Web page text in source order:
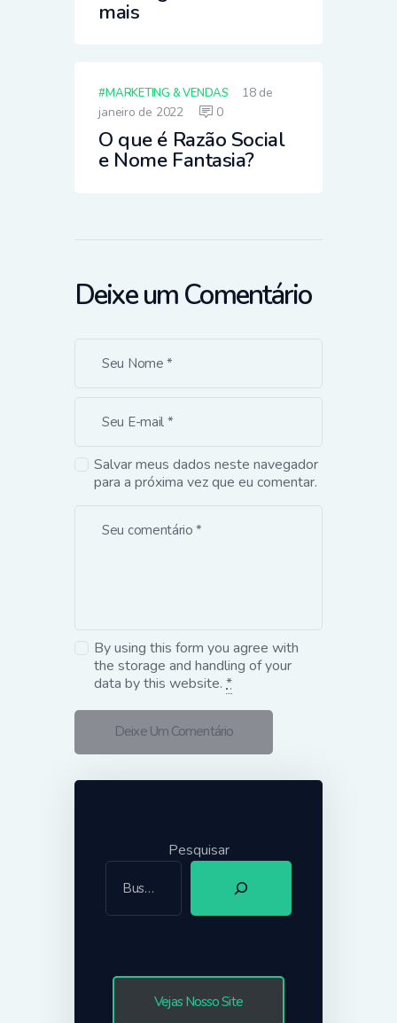
mais
MARKETING & VENDAS
18 de
janeiro de 2022
0
O que é Razão Social
e Nome Fantasia?
Deixe um Comentário
Salvar meus dados neste navegador
para a próxima vez que eu comentar.
By using this form you agree with
the storage and handling of your
data by this website.*
Pesquisar
Vejas Nosso Site